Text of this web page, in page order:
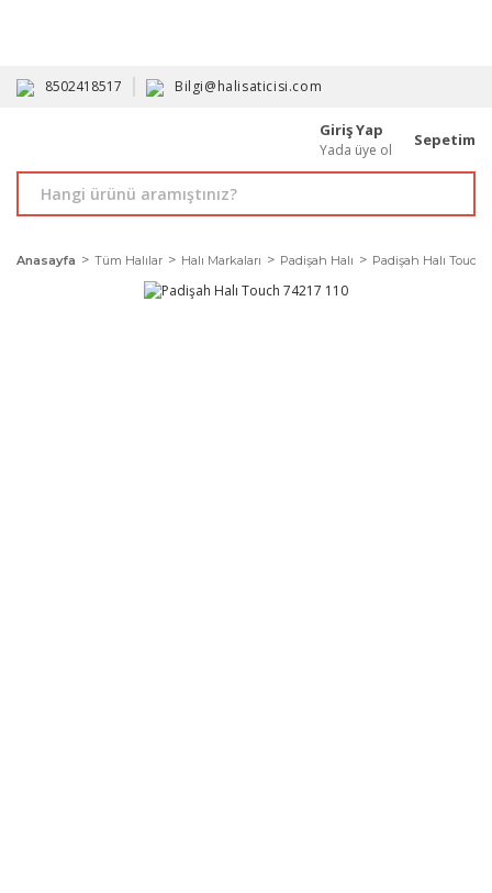
8502418517 Bilgi@halisaticisi.com
Giriş Yap
Yada üye ol
Sepetim
Anasayfa Tüm Halılar Halı Markaları Padişah Halı Padişah Halı Touch